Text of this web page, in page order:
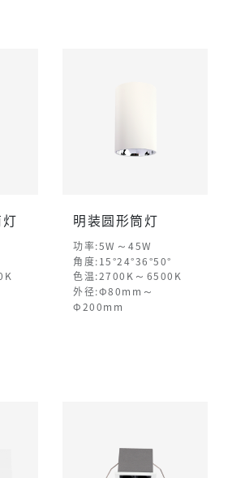
灯 明装圆形筒灯
功率:5W ～ 45W
角度:15°24°36°50°
色温:2700K ～ 6500K
外径:Φ80mm ～
Φ200mm